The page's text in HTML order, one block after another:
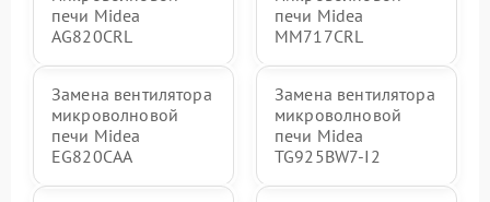
печи Midea
AG820CRL
печи Midea
MM717CRL
Замена вентилятора
микроволновой
печи Midea
EG820CAA
Замена вентилятора
микроволновой
печи Midea
TG925BW7-I2